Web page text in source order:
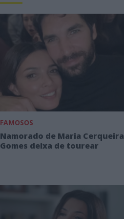
FAMOSOS
Namorado de Maria Cerqueira
Gomes deixa de tourear